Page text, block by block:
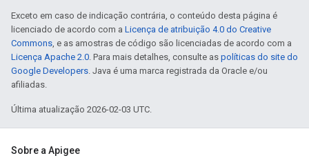
Exceto em caso de indicação contrária, o conteúdo desta página é
licenciado de acordo com a Licença de atribuição 4.0 do Creative
Commons, e as amostras de código são licenciadas de acordo com a
Licença Apache 2.0. Para mais detalhes, consulte as políticas do site do
Google Developers. Java é uma marca registrada da Oracle e/ou
afiliadas.
Última atualização 2026-02-03 UTC.
Sobre a Apigee